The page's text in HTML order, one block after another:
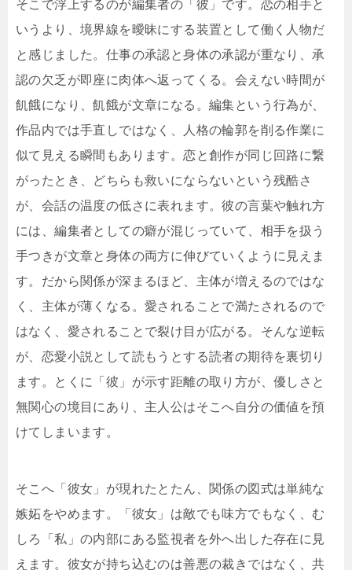
そこで浮上するのが編集者の「彼」です。恋の相手と
いうより、境界線を曖昧にする装置として働く人物だ
と感じました。仕事の承認と身体の承認が重なり、承
認の欠乏が即座に肉体へ返ってくる。会えない時間が
飢餓になり、飢餓が文章になる。編集という行為が、
作品内では手直しではなく、人格の輪郭を削る作業に
似て見える瞬間もあります。恋と創作が同じ回路に繋
がったとき、どちらも救いにならないという残酷さ
が、会話の温度の低さに表れます。彼の言葉や触れ方
には、編集者としての癖が混じっていて、相手を扱う
手つきが文章と身体の両方に伸びていくように見えま
す。だから関係が深まるほど、主体が増えるのではな
く、主体が薄くなる。愛されることで満たされるので
はなく、愛されることで裂け目が広がる。そんな逆転
が、恋愛小説として読もうとする読者の期待を裏切り
ます。とくに「彼」が示す距離の取り方が、優しさと
無関心の境目にあり、主人公はそこへ自分の価値を預
けてしまいます。
そこへ「彼女」が現れたとたん、関係の図式は単純な
嫉妬をやめます。「彼女」は敵でも味方でもなく、む
しろ「私」の内部にある監視者を外へ出した存在に見
えます。彼女が持ち込むのは善悪の裁きではなく、共